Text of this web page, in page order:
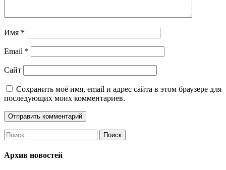
Имя *
Email *
Сайт
Сохранить моё имя, email и адрес сайта в этом браузере для
последующих моих комментариев.
Найти:
Архив новостей